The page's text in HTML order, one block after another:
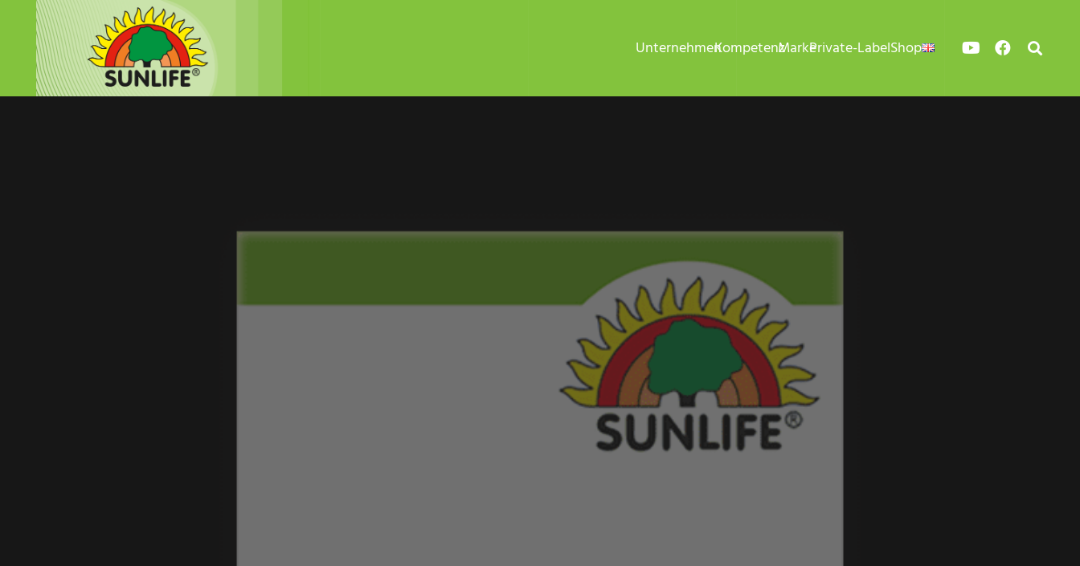
UnternehmenKompetenzMarkePrivate-LabelShop